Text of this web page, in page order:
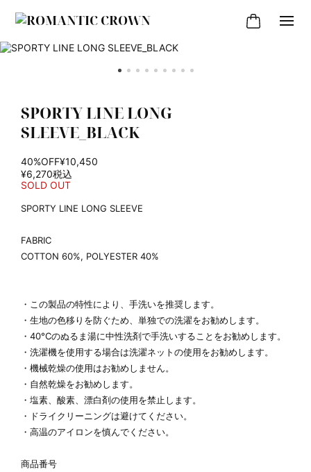
SPORTY LINE LONG
SLEEVE_BLACK
40%OFF¥10,450
¥6,270税込
SOLD OUT
SPORTY LINE LONG SLEEVE
FABRIC
COTTON 60%, POLYESTER 40%
・この製品の特性により、手洗いを推奨します。
・生地の色移りを防ぐため、単独での洗濯をお勧めします。
・40°Cのぬるま湯に中性洗剤で手洗いすることをお勧めします。
・洗濯機を使用する場合は洗濯ネットの使用をお勧めします。
・機械乾燥の使用はお勧めしません。
・自然乾燥をお勧めします。
・塩素、酸素、漂白剤の使用を禁止します。
・ドライクリーニングは避けてください。
・高温のアイロンを慎んでください。
商品番号